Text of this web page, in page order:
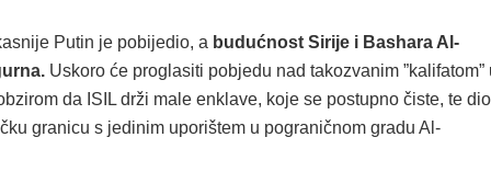
Putin je pobijedio, a budućnost Sirije i Bashara Al-
Uskoro će proglasiti pobjedu nad takozvanim ”kalifatom”
da ISIL drži male enklave, koje se postupno čiste, te dio
granicu s jedinim uporištem u pograničnom gradu Al-